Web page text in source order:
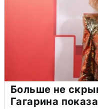
Больше не
Гагарина